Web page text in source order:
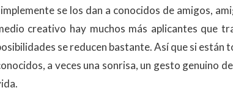
se los dan a conocidos de amigos,
creativo hay muchos más aplicantes que
se reducen bastante. Así que si están
a veces una sonrisa, un gesto genuino